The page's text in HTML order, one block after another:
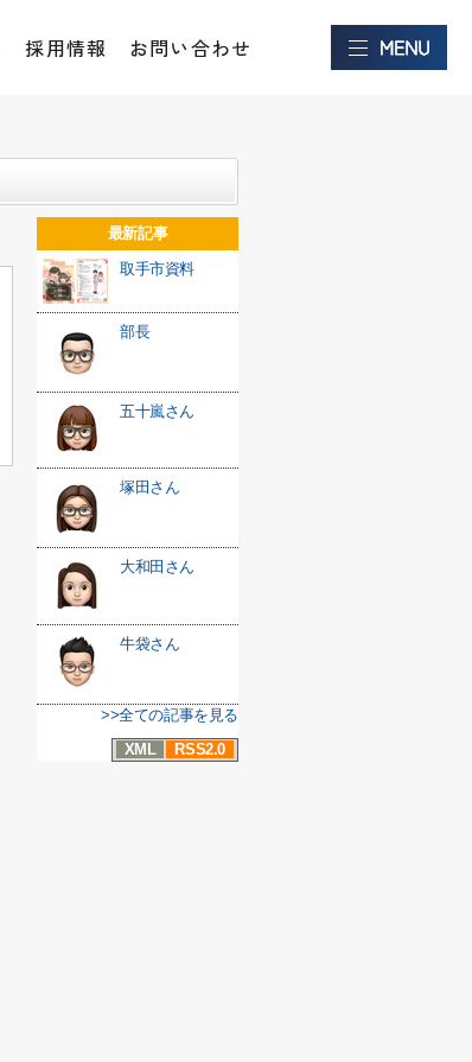
採用情報 お問い合わせ
最新記事
取手市資料
部長
五十嵐さん
塚田さん
大和田さん
牛袋さん
>>全ての記事を見る
XML
RSS2.0